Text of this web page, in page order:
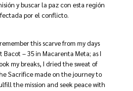
y buscar la paz con esta región
por el conflicto.
this scarve from my days
Bacot – 35 in Macarenta Meta; as I
my breaks, I dried the sweat of
Sacrifice made on the journey to
the mission and seek peace with